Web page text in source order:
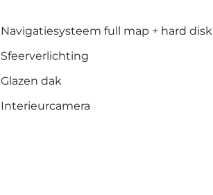
Navigatiesysteem full map + hard disk
Sfeerverlichting
Glazen dak
Interieurcamera